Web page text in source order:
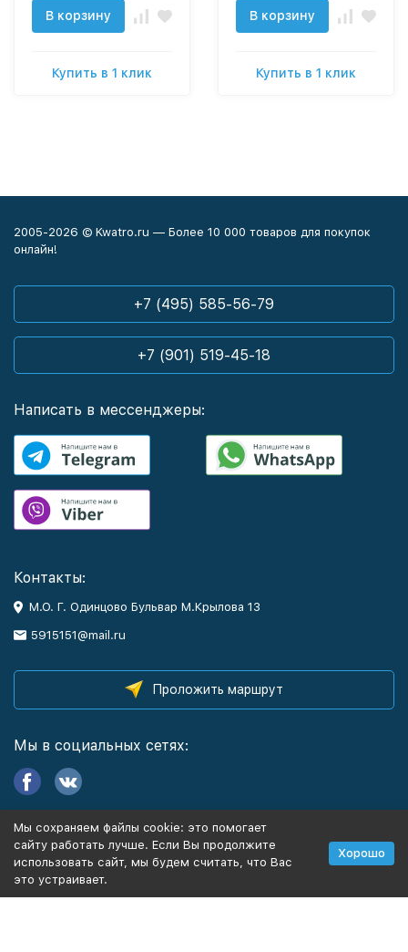
В корзину
Купить в 1 клик
В корзину
Купить в 1 клик
2005-2026 © Kwatro.ru — Более 10 000 товаров для покупок
онлайн!
+7 (495) 585-56-79
+7 (901) 519-45-18
Написать в мессенджеры:
Контакты:
М.О. Г. Одинцово Бульвар М.Крылова 13
5915151@mail.ru
Проложить маршрут
Мы в социальных сетях:
Информация
Политика персональных данных
Мы сохраняем файлы cookie: это помогает
сайту работать лучше. Если Вы продолжите
использовать сайт, мы будем считать, что Вас
это устраивает.
Хорошо